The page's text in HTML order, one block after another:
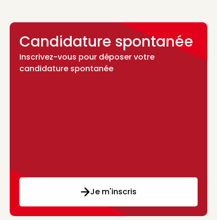
Candidature spontanée
Inscrivez-vous pour déposer votre
candidature spontanée
Je m'inscris